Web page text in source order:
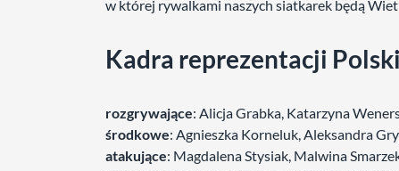
w której rywalkami naszych siatkarek będą
Kadra reprezentacji
rozgrywające: Alicja Grabka, Katarzyna
środkowe: Agnieszka Korneluk, Aleksandra
atakujące: Magdalena Stysiak, Malwina